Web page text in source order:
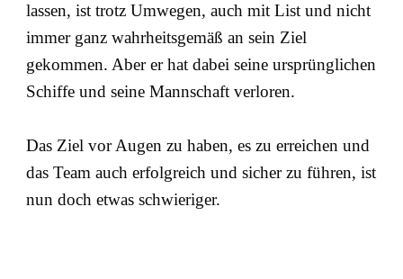
lassen, ist trotz Umwegen, auch mit List und nicht
immer ganz wahrheitsgemäß an sein Ziel
gekommen. Aber er hat dabei seine ursprünglichen
Schiffe und seine Mannschaft verloren.
Das Ziel vor Augen zu haben, es zu erreichen und
das Team auch erfolgreich und sicher zu führen, ist
nun doch etwas schwieriger.